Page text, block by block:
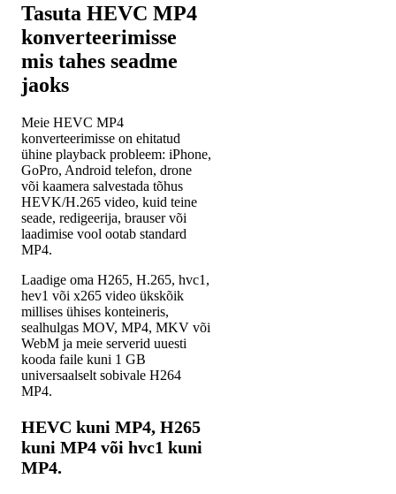
Tasuta HEVC MP4
konverteerimisse
mis tahes seadme
jaoks
Meie HEVC MP4
konverteerimisse on ehitatud
ühine playback probleem: iPhone,
GoPro, Android telefon, drone
või kaamera salvestada tõhus
HEVK/H.265 video, kuid teine
seade, redigeerija, brauser või
laadimise vool ootab standard
MP4.
Laadige oma H265, H.265, hvc1,
hev1 või x265 video ükskõik
millises ühises konteineris,
sealhulgas MOV, MP4, MKV või
WebM ja meie serverid uuesti
kooda faile kuni 1 GB
universaalselt sobivale H264
MP4.
HEVC kuni MP4, H265
kuni MP4 või hvc1 kuni
MP4.